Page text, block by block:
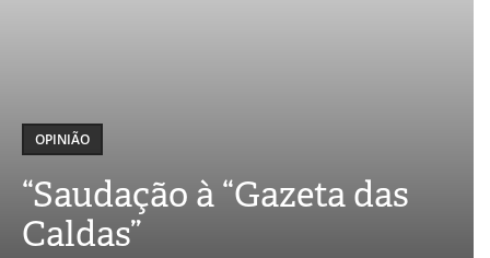
OPINIÃO
“Saudação à “Gazeta das
Caldas”